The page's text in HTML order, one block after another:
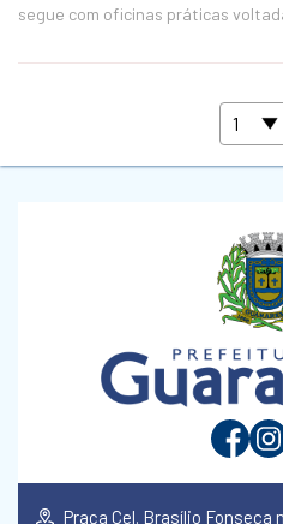
segue com oficinas práticas
Praça Cel. Brasílio Fonseca